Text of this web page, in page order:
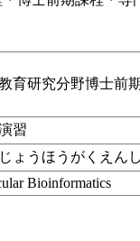
育研究分野博士前
習
ょうほうがくえん
Bioinformatics